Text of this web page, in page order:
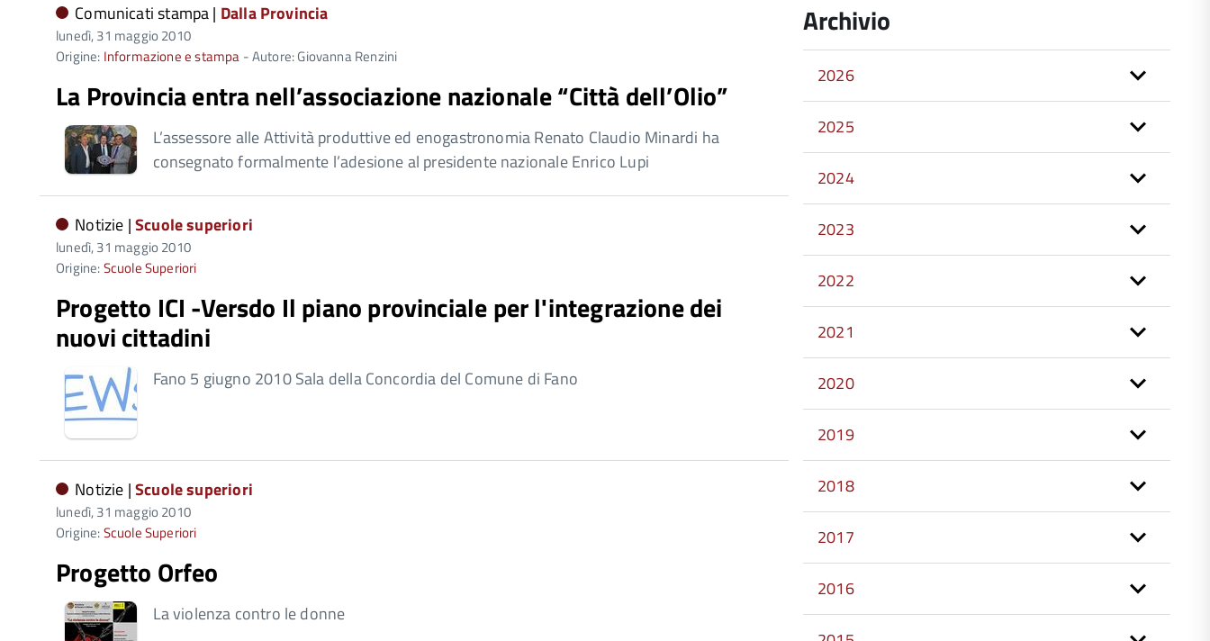
Comunicati stampa | Dalla Provincia
lunedì, 31 maggio 2010
Origine: Informazione e stampa - Autore: Giovanna Renzini
La Provincia entra nell’associazione nazionale “Città dell’Olio”
L’assessore alle Attività produttive ed enogastronomia Renato Claudio Minardi ha
consegnato formalmente l’adesione al presidente nazionale Enrico Lupi
Notizie |Scuole superiori
lunedì, 31 maggio 2010
Origine:Scuole Superiori
Progetto ICI -Versdo Il piano provinciale per l'integrazione dei
nuovi cittadini
Fano 5 giugno 2010 Sala della Concordia del Comune di Fano
Notizie |Scuole superiori
lunedì, 31 maggio 2010
Origine:Scuole Superiori
Progetto Orfeo
La violenza contro le donne
Archivio
2026
2025
2024
2023
2022
2021
2020
2019
2018
2017
2016